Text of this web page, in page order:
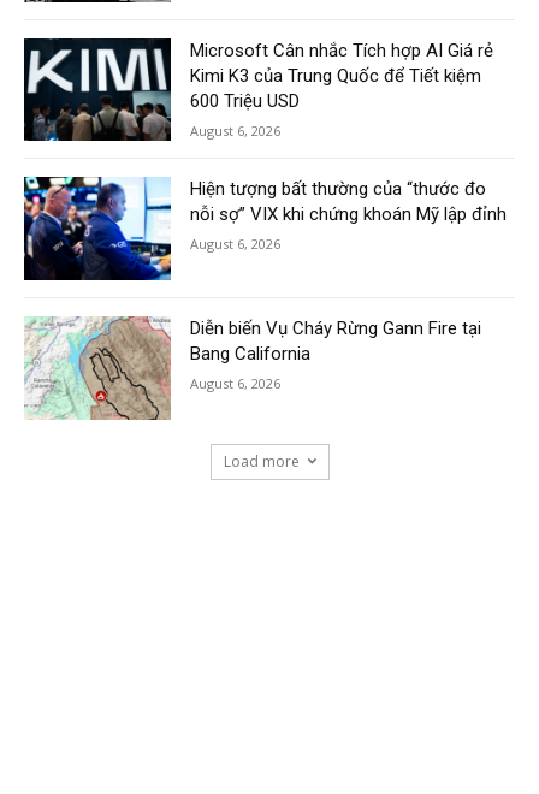
Microsoft Cân nhắc Tích hợp AI Giá rẻ
Kimi K3 của Trung Quốc để Tiết kiệm
600 Triệu USD
August 6, 2026
Hiện tượng bất thường của “thước đo
nỗi sợ” VIX khi chứng khoán Mỹ lập đỉnh
August 6, 2026
Diễn biến Vụ Cháy Rừng Gann Fire tại
Bang California
August 6, 2026
Load more